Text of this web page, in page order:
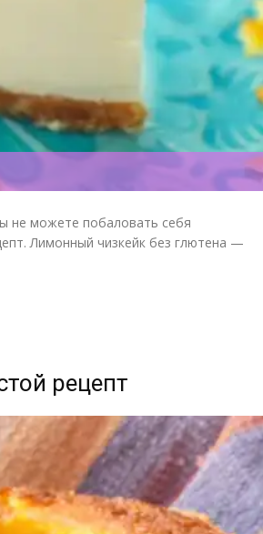
не можете побаловать себя
Лимонный чизкейк без глютена —
рецепт